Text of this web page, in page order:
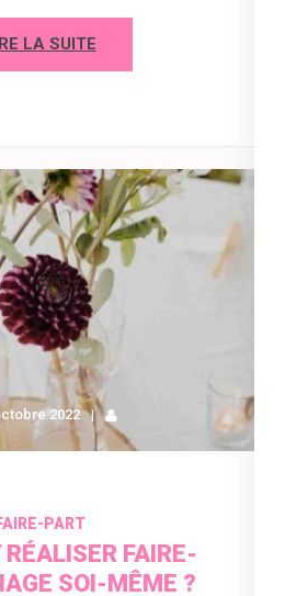
LA SUITE
2022
PART
FAIRE-
SOI-MÊME ?